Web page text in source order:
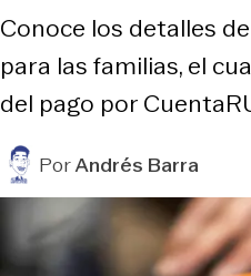
Conoce los detalles
para las familias, el
del pago por
PorAndrés Barra